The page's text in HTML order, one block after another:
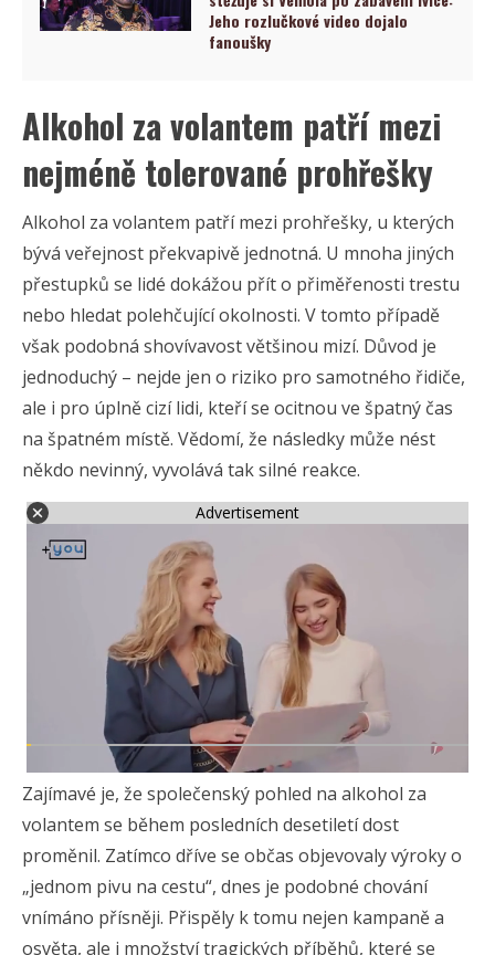
Jeho rozlučkové video dojalo
fanoušky
Alkohol za volantem patří mezi
nejméně tolerované prohřešky
Alkohol za volantem patří mezi prohřešky, u kterých
bývá veřejnost překvapivě jednotná. U mnoha jiných
přestupků se lidé dokážou přít o přiměřenosti trestu
nebo hledat polehčující okolnosti. V tomto případě
však podobná shovívavost většinou mizí. Důvod je
jednoduchý – nejde jen o riziko pro samotného řidiče,
ale i pro úplně cizí lidi, kteří se ocitnou ve špatný čas
na špatném místě. Vědomí, že následky může nést
někdo nevinný, vyvolává tak silné reakce.
Advertisement
Zajímavé je, že společenský pohled na alkohol za
volantem se během posledních desetiletí dost
proměnil. Zatímco dříve se občas objevovaly výroky o
„jednom pivu na cestu“, dnes je podobné chování
vnímáno přísněji. Přispěly k tomu nejen kampaně a
osvěta, ale i množství tragických příběhů, které se